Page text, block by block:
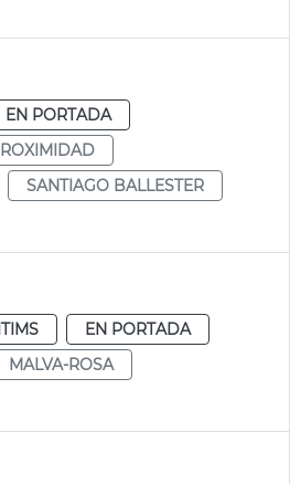
EN PORTADA
SANTIAGO BALLESTER
EN PORTADA
MALVA-ROSA